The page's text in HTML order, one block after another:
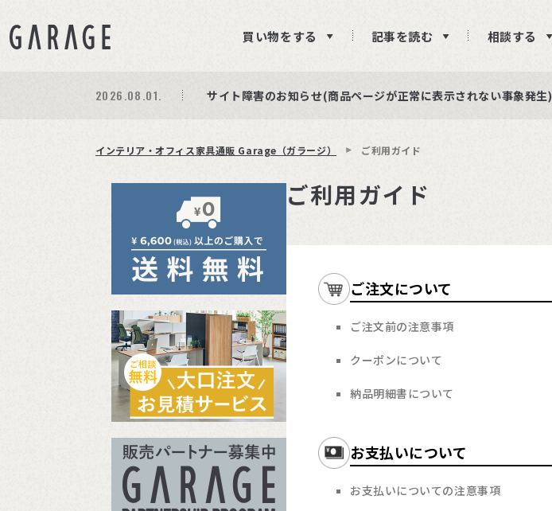
買い物をする 記事を読む 相談する
期間限定プレゼント│レビュー投稿をお待ちしております
商品ページ障害復旧のお知らせ
2026.08.01. サイト障害のお知らせ(商品ページが正常に表示されない事象発生)
インテリア・オフィス家具通販 Garage（ガラージ） ご利用ガイド
ご利用ガイド
ご注文について
ご注文前の注意事項
クーポンについて
納品明細書について
お支払いについて
お支払いについての注意事項